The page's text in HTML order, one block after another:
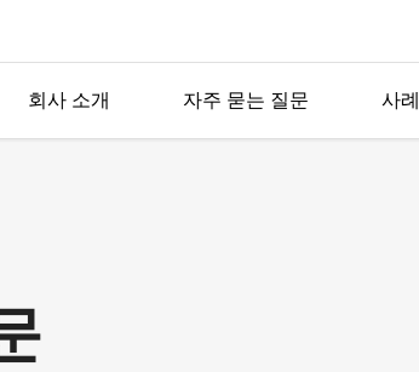
회사 소개 자주 묻는 질문 사례